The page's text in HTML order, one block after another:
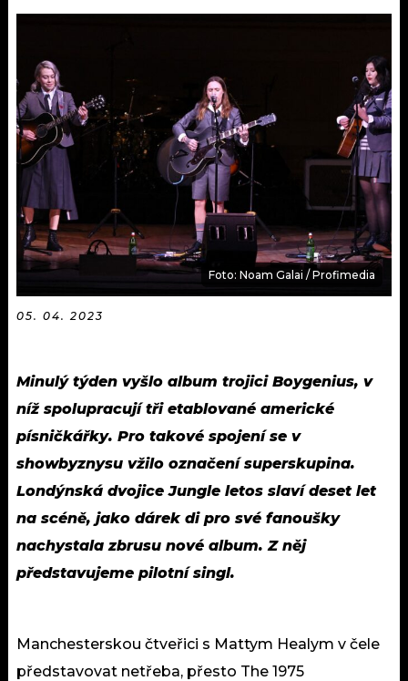
KVÍZY
VIP
TRENDY
KULTURA
MIX
OSTATNÍ
APLIKACE
PROGRAM
PLAYLIST
JAK NALADIT
SOUTĚŽE
Foto: Noam Galai / Profimedia
05. 04. 2023
Minulý týden vyšlo album trojici Boygenius, v
níž spolupracují tři etablované americké
písničkářky. Pro takové spojení se v
showbyznysu vžilo označení superskupina.
Londýnská dvojice Jungle letos slaví deset let
na scéně, jako dárek di pro své fanoušky
nachystala zbrusu nové album. Z něj
představujeme pilotní singl.
Manchesterskou čtveřici s Mattym Healym v čele
představovat netřeba, přesto The 1975